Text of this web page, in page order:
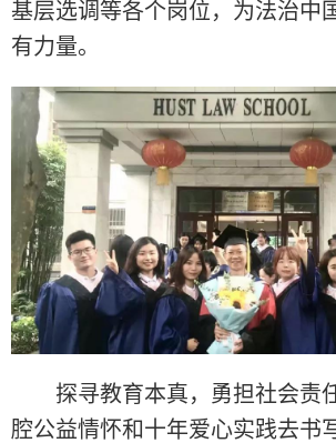
基层选调等各个岗位，为法治中
有力量。
探寻教育本真，勇担社会责
腔公益情怀和十年爱心实践去书